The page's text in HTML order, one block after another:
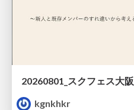
20260801_スクフェス大阪
kgnkhkr